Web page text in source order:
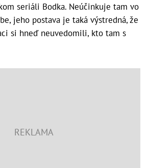
seriáli Bodka. Neúčinkuje tam vo
jeho postava je taká výstredná, že
si hneď neuvedomili, kto tam s